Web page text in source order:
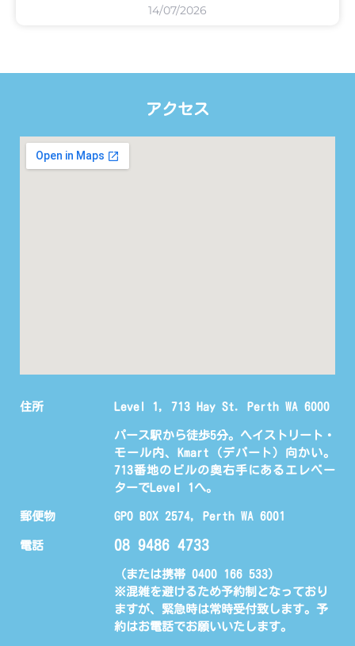
14/07/2026
アクセス
住所 Level 1, 713 Hay St. Perth WA 6000
パース駅から徒歩5分。ヘイストリート・
モール内、Kmart（デパート）向かい。
713番地のビルの奥右手にあるエレベー
ターでLevel 1へ。
郵便物 GPO BOX 2574, Perth WA 6001
電話 08 9486 4733
（または携帯 0400 166 533)
※混雑を避けるため予約制となっており
ますが、緊急時は常時受付致します。予
約はお電話でお願いいたします。